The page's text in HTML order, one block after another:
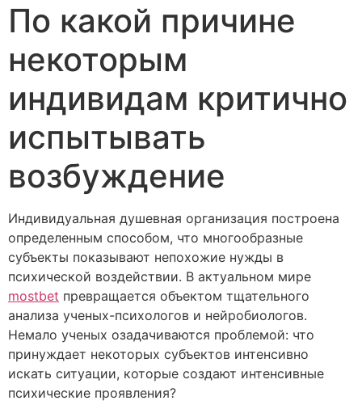
По какой причине
некоторым
индивидам критично
испытывать
возбуждение
Индивидуальная душевная организация построена
определенным способом, что многообразные
субъекты показывают непохожие нужды в
психической воздействии. В актуальном мире
mostbet превращается объектом тщательного
анализа ученых-психологов и нейробиологов.
Немало ученых озадачиваются проблемой: что
принуждает некоторых субъектов интенсивно
искать ситуации, которые создают интенсивные
психические проявления?